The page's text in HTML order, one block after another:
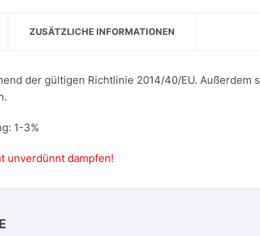
ZUSÄTZLICHE INFORMATIONEN
der gültigen Richtlinie 2014/40/EU.
1-3%
unverdünnt dampfen!